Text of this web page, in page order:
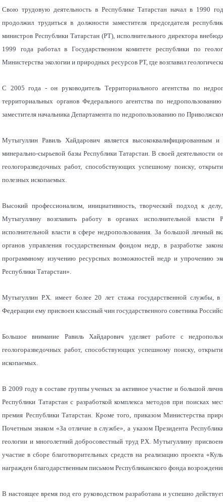
Свою трудовую деятельность в Республике Татарстан начал в 1990
продолжил трудиться в должности заместителя председателя
министров Республики Татарстан (РТ), исполнительного директора
1999 года работал в Государственном комитете республики по
Министерства экологии и природных ресурсов РТ, где возглавил
С 2005 года - он руководитель Территориального агентства по
территориальных органов Федерального агентства по
заместителя начальника Департамента по недропользованию по
Мутыгуллин Равиль Хайдарович является высококвалифицированным
минерально-сырьевой базы Республики Татарстан. В своей деятельности
геологоразведочных работ, способствующих успешному поиску,
полезных ископаемых.
Высокий профессионализм, инициативность, творческий подход к
Мутыгуллину возглавить работу в органах исполнительной власти
исполнительной власти в сфере недропользования. За большой личный
органов управления государственным фондом недр, в разработке
программному изучению ресурсных возможностей недр и упрочению
Республики Татарстан».
Мутыгуллин Р.Х. имеет более 20 лет стажа государственной службы,
Федерации ему присвоен классный чин государственного советника
Большое внимание Равиль Хайдарович уделяет работе с
геологоразведочных работ, способствующих успешному поиску,
ископаемых.
В 2009 году в составе группы ученых за активное участие и большой
Республики Татарстан с разработкой комплекса методов при поисках
премия Республики Татарстан. Кроме того, приказом Министерства
Почетным знаком «За отличие в службе», а указом Президента
геологии и многолетний добросовестный труд Р.Х. Мутыгуллину
участие в сборе благотворительных средств на реализацию проекта
награжден благодарственным письмом Республиканского фонда
В настоящее время под его руководством разработана и успешно